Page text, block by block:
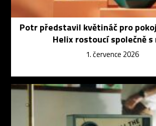
Potr představil květináč pro
Helix rostoucí společně s
1. července 2026